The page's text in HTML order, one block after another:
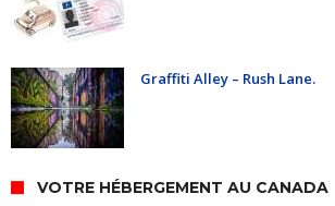
Graffiti Alley – Rush Lane.
VOTRE HÉBERGEMENT AU CANADA